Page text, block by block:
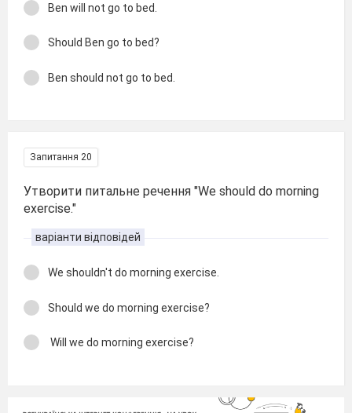
Ben will not go to bed.
Should Ben go to bed?
Ben should not go to bed.
Запитання 20
Утворити питальне речення "We should do morning
exercise."
варіанти відповідей
We shouldn't do morning exercise.
Should we do morning exercise?
Will we do morning exercise?